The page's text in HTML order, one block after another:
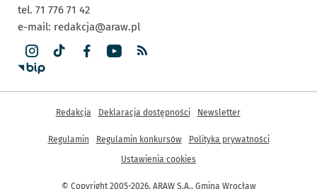
tel. 71 776 71 42
e-mail: redakcja@araw.pl
© Copyright 2005-2026, ARAW S.A., Gmina Wrocław
Inne informacje
Redakcja Deklaracja dostępności Newsletter
Regulamin Regulamin konkursów
Polityka prywatności
Ustawienia cookies